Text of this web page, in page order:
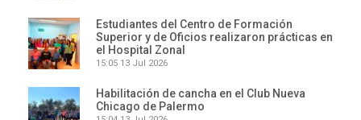
Estudiantes del Centro de Formación
Superior y de Oficios realizaron prácticas en
el Hospital Zonal
15:05 13 Jul 2026
Habilitación de cancha en el Club Nueva
Chicago de Palermo